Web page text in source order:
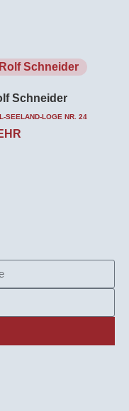
Schneider
SEELAND-LOGE NR. 24